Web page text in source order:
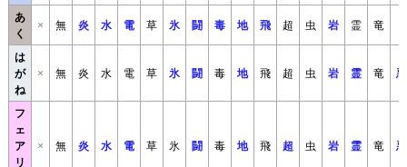
あ
く
× 無 炎 水 電 草 氷 闘 毒 地 飛 超 虫 岩 霊 竜
は
が
ね
× 無 炎 水 電 草 氷 闘 毒 地 飛 超 虫 岩 霊 竜 悪
フ
ェ
ア
リ
× 無 炎 水 電 草 氷 闘 毒 地 飛 超 虫 岩 霊 竜 悪